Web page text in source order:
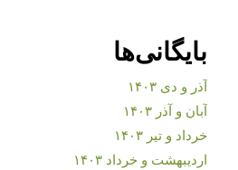
بایگانی‌ها
آذر و دی ۱۴۰۳
آبان و آذر ۱۴۰۳
خرداد و تیر ۱۴۰۳
اردیبهشت و خرداد ۱۴۰۳